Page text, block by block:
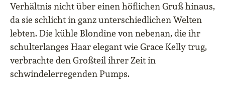
Verhältnis nicht über einen höflichen Gruß hinaus,
da sie schlicht in ganz unterschiedlichen Welten
lebten. Die kühle Blondine von nebenan, die ihr
schulterlanges Haar elegant wie Grace Kelly trug,
verbrachte den Großteil ihrer Zeit in
schwindelerregenden Pumps.